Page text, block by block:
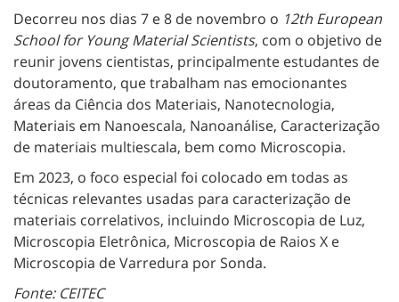
Decorreu nos dias 7 e 8 de novembro o 12th European
School for Young Material Scientists, com o objetivo de
reunir jovens cientistas, principalmente estudantes de
doutoramento, que trabalham nas emocionantes
áreas da Ciência dos Materiais, Nanotecnologia,
Materiais em Nanoescala, Nanoanálise, Caracterização
de materiais multiescala, bem como Microscopia.
Em 2023, o foco especial foi colocado em todas as
técnicas relevantes usadas para caracterização de
materiais correlativos, incluindo Microscopia de Luz,
Microscopia Eletrônica, Microscopia de Raios X e
Microscopia de Varredura por Sonda.
Fonte: CEITEC